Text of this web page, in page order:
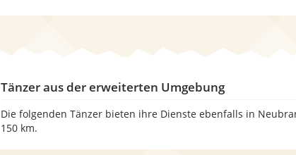
Tänzer aus der erweiterten Umgebung
Die folgenden Tänzer bieten ihre Dienste ebenfalls in
150 km.